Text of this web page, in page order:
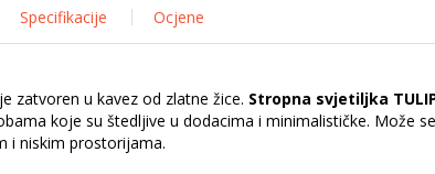
Specifikacije Ocjene
zatvoren u kavez od zlatne žice. Stropna svjetiljka
koje su štedljive u dodacima i minimalističke. Može
i niskim prostorijama.